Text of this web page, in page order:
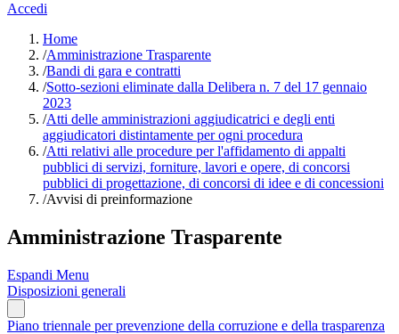
Accedi
Home
/Amministrazione Trasparente
/Bandi di gara e contratti
/Sotto-sezioni eliminate dalla Delibera n. 7 del 17 gennaio
2023
/Atti delle amministrazioni aggiudicatrici e degli enti
aggiudicatori distintamente per ogni procedura
/Atti relativi alle procedure per l'affidamento di appalti
pubblici di servizi, forniture, lavori e opere, di concorsi
pubblici di progettazione, di concorsi di idee e di concessioni
/Avvisi di preinformazione
Amministrazione Trasparente
Espandi Menu
Disposizioni generali
Piano triennale per prevenzione della corruzione e della trasparenza